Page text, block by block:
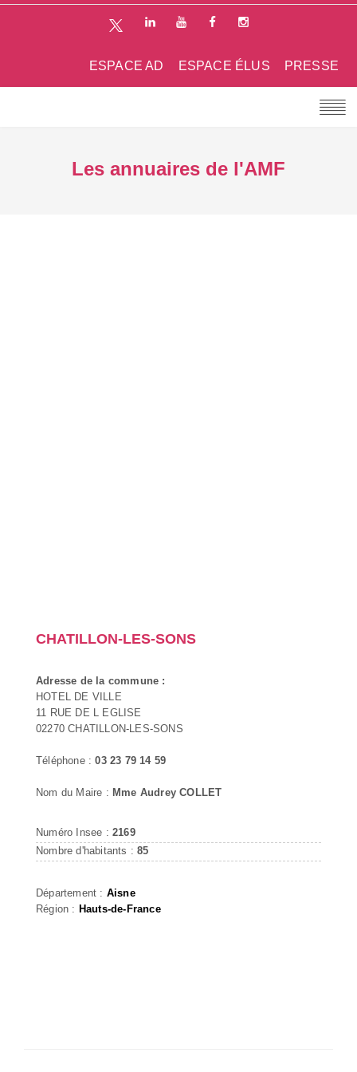
PRESSE
ESPACE ÉLUS
ESPACE AD
Les annuaires de l'AMF
CHATILLON-LES-SONS
Adresse de la commune :
HOTEL DE VILLE
11 RUE DE L EGLISE
02270 CHATILLON-LES-SONS
Téléphone :03 23 79 14 59
Nom du Maire : Mme Audrey COLLET
Numéro Insee : 2169
Nombre d'habitants :85
Département : Aisne
Région : Hauts-de-France